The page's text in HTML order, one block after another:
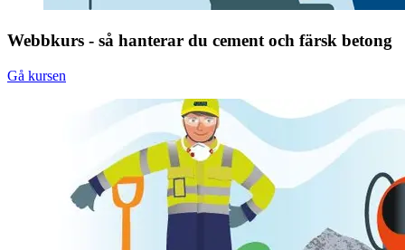
Webbkurs - så hanterar du cement och färsk betong
Gå kursen